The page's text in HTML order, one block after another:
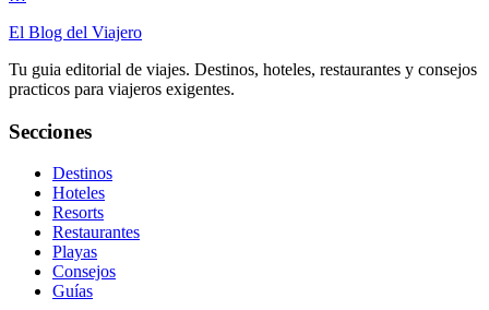
El Blog del Viajero
Tu guia editorial de viajes. Destinos, hoteles, restaurantes y consejos
practicos para viajeros exigentes.
Secciones
Destinos
Hoteles
Resorts
Restaurantes
Playas
Consejos
Guías